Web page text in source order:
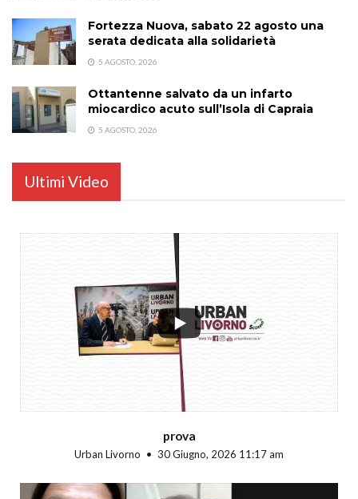
Fortezza Nuova, sabato 22 agosto una
serata dedicata alla solidarietà
5 AGOSTO, 2026
Ottantenne salvato da un infarto
miocardico acuto sull’Isola di Capraia
5 AGOSTO, 2026
Ultimi Video
prova
Urban Livorno 30 Giugno, 2026 11:17 am